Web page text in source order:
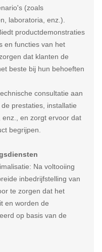
(zoals
laboratoria, enz.).
productdemonstraties
en functies van het
dat klanten de
beste bij hun behoeften
consultatie aan
prestaties, installatie
en zorgt ervoor dat
begrijpen.
Na voltooiing
inbedrijfstelling van
te zorgen dat het
en worden de
op basis van de